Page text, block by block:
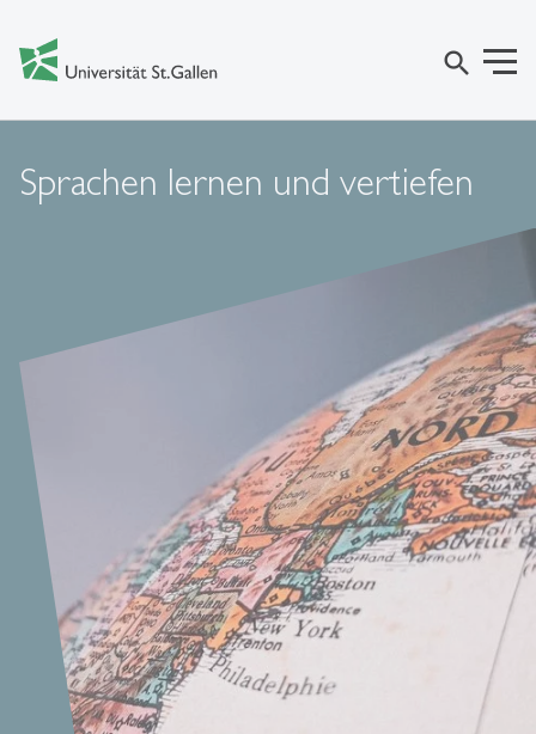
search
Sprachen lernen und vertiefen